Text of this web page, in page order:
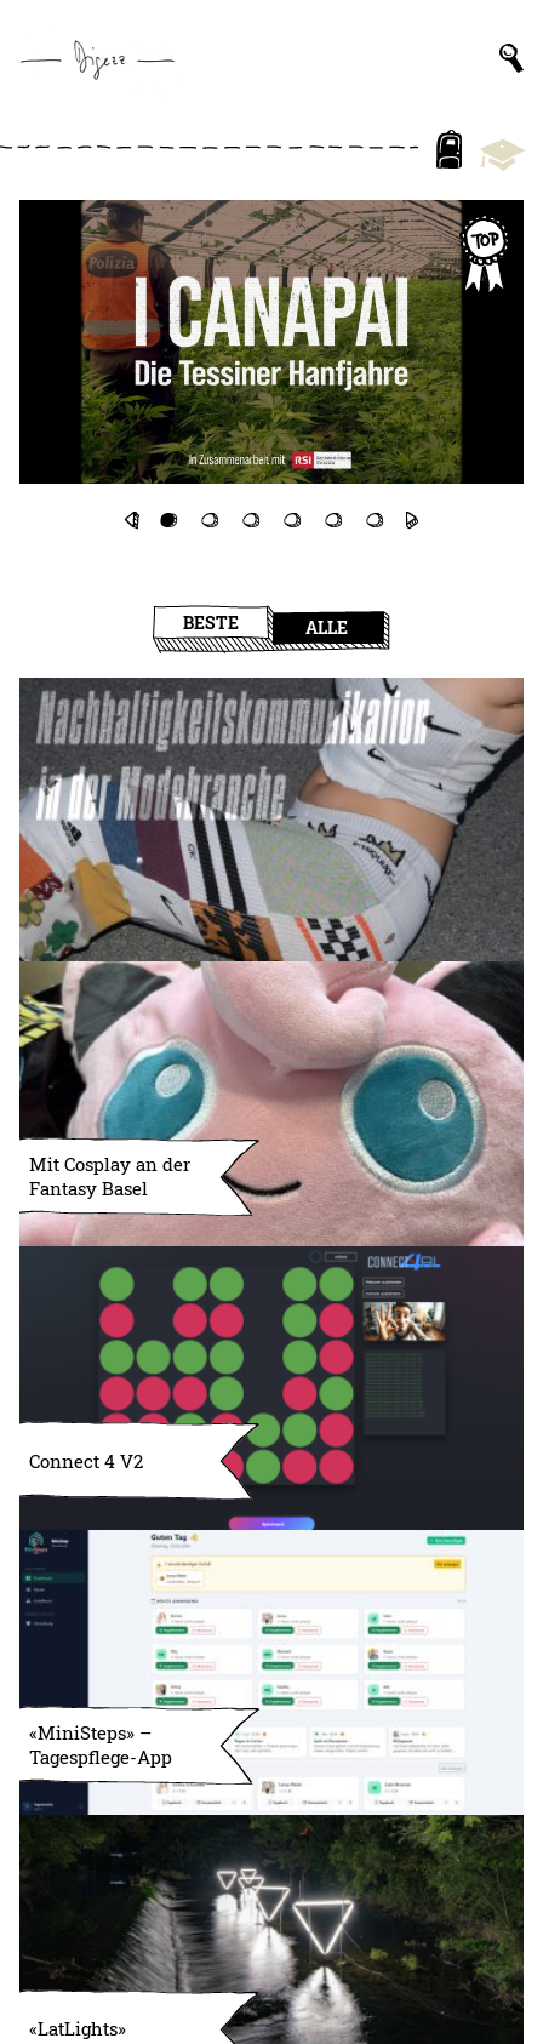
BESTE ALLE
Mit Cosplay an der
Fantasy Basel
Connect 4 V2
«MiniSteps» –
Tagespflege-App
«LatLights»